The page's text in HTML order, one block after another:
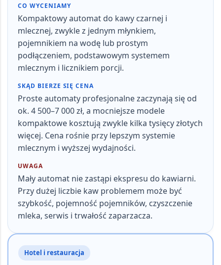
CO WYCENIAMY
Kompaktowy automat do kawy czarnej i
mlecznej, zwykle z jednym młynkiem,
pojemnikiem na wodę lub prostym
podłączeniem, podstawowym systemem
mlecznym i licznikiem porcji.
SKĄD BIERZE SIĘ CENA
Proste automaty profesjonalne zaczynają się od
ok. 4 500–7 000 zł, a mocniejsze modele
kompaktowe kosztują zwykle kilka tysięcy złotych
więcej. Cena rośnie przy lepszym systemie
mlecznym i wyższej wydajności.
UWAGA
Mały automat nie zastąpi ekspresu do kawiarni.
Przy dużej liczbie kaw problemem może być
szybkość, pojemność pojemników, czyszczenie
mleka, serwis i trwałość zaparzacza.
Hotel i restauracja